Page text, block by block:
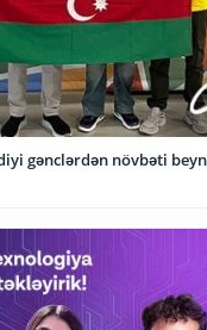
gənclərdən növbəti